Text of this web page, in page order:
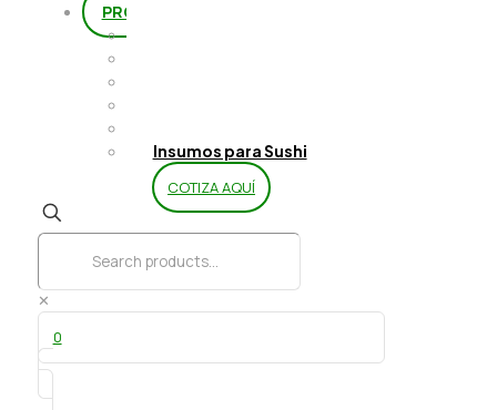
PRODUCTOS
Insumos para Sushi
COTIZA AQUÍ
✕
0